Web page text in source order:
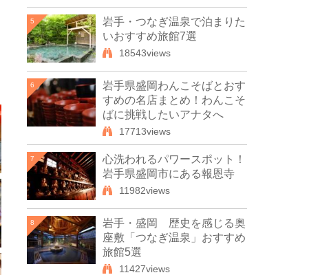
5
岩手・つなぎ温泉で泊まりた
いおすすめ旅館7選
18543views
6
岩手県盛岡わんこそばとおす
すめの名店まとめ！わんこそ
ばに挑戦したいアナタへ
17713views
7
心洗われるパワースポット！
岩手県盛岡市にある報恩寺
11982views
8
岩手・盛岡 歴史を感じる奥
座敷「つなぎ温泉」おすすめ
旅館5選
11427views